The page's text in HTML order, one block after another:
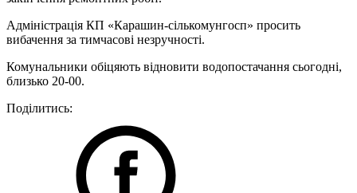
Адміністрація КП «Карашин-сількомунгосп» просить
вибачення за тимчасові незручності.
Комунальники обіцяють відновити водопостачання сьогодні,
близько 20-00.
Поділитись: